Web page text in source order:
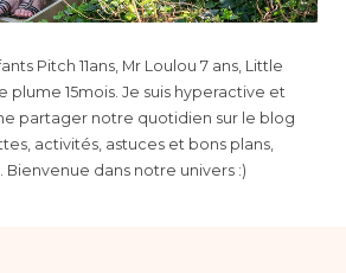
Pitch 11ans, Mr Loulou 7 ans, Little
plume 15mois. Je suis hyperactive et
partager notre quotidien sur le blog
activités, astuces et bons plans,
Bienvenue dans notre univers :)